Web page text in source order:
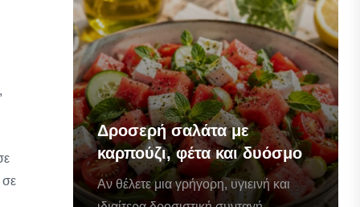
σε
Δροσερή σαλάτα με
καρπούζι, φέτα και δυόσμο
Αν θέλετε μια γρήγορη, υγιεινή και